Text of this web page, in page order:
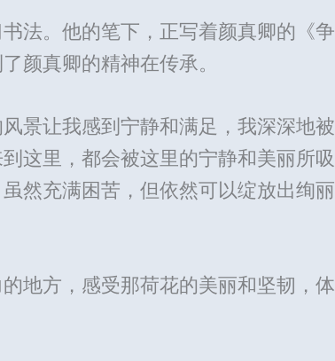
法。他的笔下，正写着颜真卿的《争
颜真卿的精神在传承。
景让我感到宁静和满足，我深深地被
这里，都会被这里的宁静和美丽所吸
然充满困苦，但依然可以绽放出绚丽
地方，感受那荷花的美丽和坚韧，体